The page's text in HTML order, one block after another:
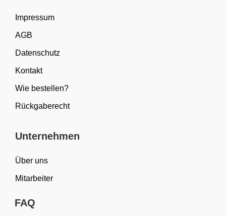
Impressum
AGB
Datenschutz
Kontakt
Wie bestellen?
Rückgaberecht
Unternehmen
Über uns
Mitarbeiter
FAQ